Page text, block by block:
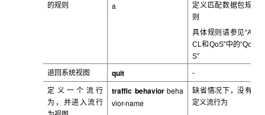
的规则
a
定义匹配数据包规
则
具体规则请参见“A
CL和QoS”中的“Qo
S”
退回系统视图 quit -
定义一个流行
为，并进入流行
traffic behaviorbeha
vior-name
缺省情况下，没有
定义流行为